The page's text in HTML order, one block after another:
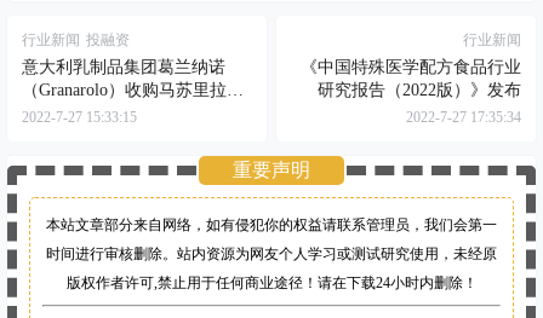
行业新闻 投融资
意大利乳制品集团葛兰纳诺
（Granarolo）收购马苏里拉奶
酪制造商Latticini G.
2022-7-27 15:33:15
行业新闻
《中国特殊医学配方食品行业
研究报告（2022版）》发布
2022-7-27 17:35:34
重要声明
本站文章部分来自网络，如有侵犯你的权益请联系管理员， 我们会第一
时间进行审核删除。站内资源为网友个人学习或测试研究使用，未经原
版权作者许可,禁止用于任何商业途径！请在下载24小时内删除！